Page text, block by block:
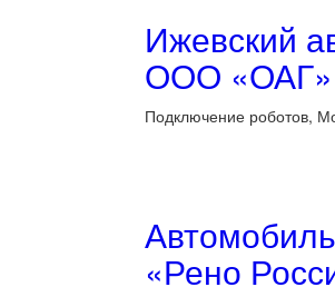
Ижевский
ООО «ОАГ»
Подключение роботов,
«Рено